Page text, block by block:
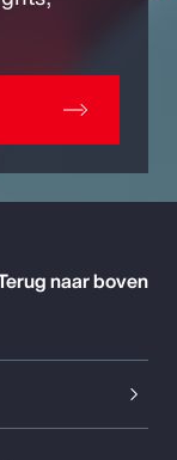
naar boven